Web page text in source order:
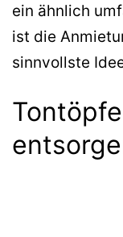
ein ähnlich
ist die
sinnvollste